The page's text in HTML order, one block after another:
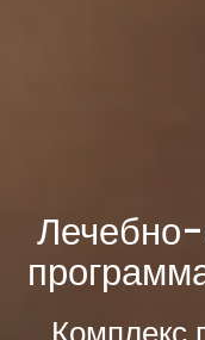
Лечебно-